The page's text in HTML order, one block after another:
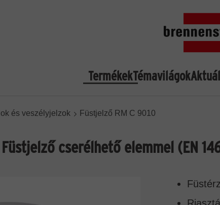
TermékekTémavilágok
és veszélyjelzok Füstjelző RM C 9010
cserélhető elemmel (EN